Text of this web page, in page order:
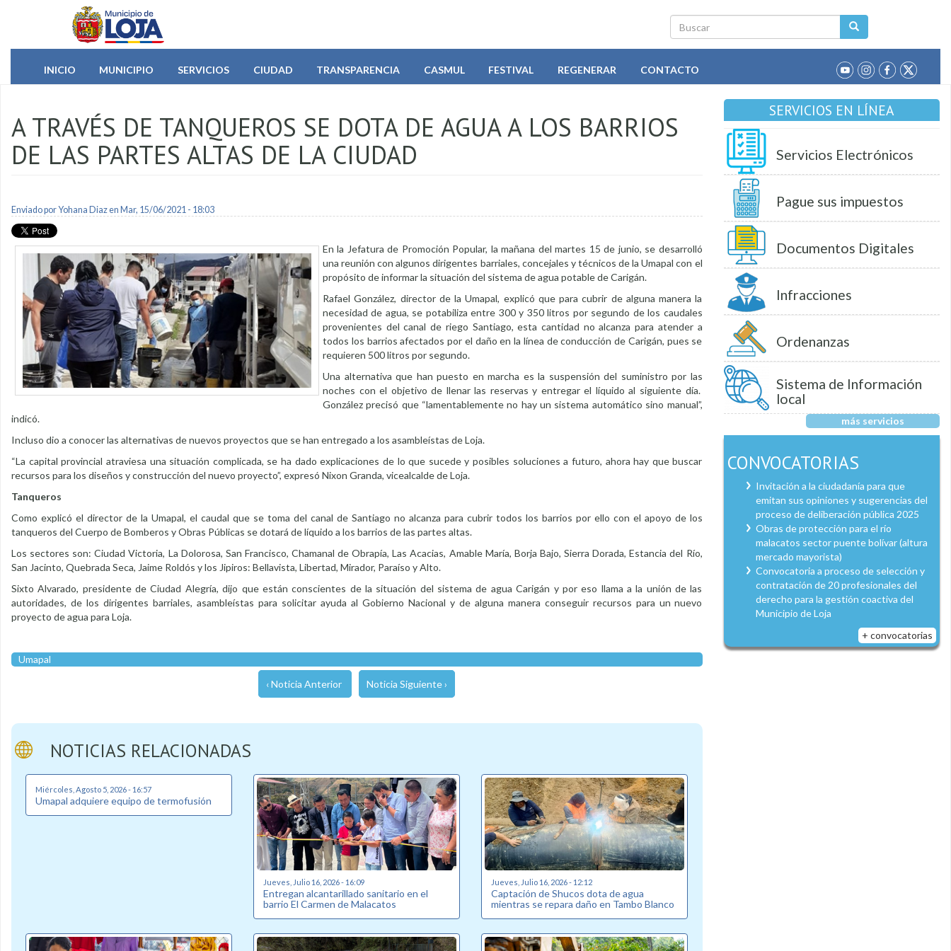
Pasar al contenido principal
Buscar
INICIO
MUNICIPIO SERVICIOS CIUDAD TRANSPARENCIA CASMUL FESTIVAL REGENERAR CONTACTO
A TRAVÉS DE TANQUEROS SE DOTA DE AGUA A LOS BARRIOS
DE LAS PARTES ALTAS DE LA CIUDAD
Enviado porYohana Diazen Mar, 15/06/2021 - 18:03
En la Jefatura de Promoción Popular, la mañana del martes 15 de junio, se desarrolló
una reunión con algunos dirigentes barriales, concejales y técnicos de la Umapal con el
propósito de informar la situación del sistema de agua potable de Carigán.
Rafael González, director de la Umapal, explicó que para cubrir de alguna manera la
necesidad de agua, se potabiliza entre 300 y 350 litros por segundo de los caudales
provenientes del canal de riego Santiago, esta cantidad no alcanza para atender a
todos los barrios afectados por el daño en la línea de conducción de Carigán, pues se
requieren 500 litros por segundo.
Una alternativa que han puesto en marcha es la suspensión del suministro por las
noches con el objetivo de llenar las reservas y entregar el líquido al siguiente día.
González precisó que “lamentablemente no hay un sistema automático sino manual”,
indicó.
Incluso dio a conocer las alternativas de nuevos proyectos que se han entregado a los asambleístas de Loja.
“La capital provincial atraviesa una situación complicada, se ha dado explicaciones de lo que sucede y posibles soluciones a futuro, ahora hay que buscar
recursos para los diseños y construcción del nuevo proyecto”, expresó Nixon Granda, vicealcalde de Loja.
Tanqueros
Como explicó el director de la Umapal, el caudal que se toma del canal de Santiago no alcanza para cubrir todos los barrios por ello con el apoyo de los
tanqueros del Cuerpo de Bomberos y Obras Públicas se dotará de líquido a los barrios de las partes altas.
Los sectores son: Ciudad Victoria, La Dolorosa, San Francisco, Chamanal de Obrapía, Las Acacias, Amable María, Borja Bajo, Sierra Dorada, Estancia del Río,
San Jacinto, Quebrada Seca, Jaime Roldós y los Jipiros: Bellavista, Libertad, Mirador, Paraíso y Alto.
Sixto Alvarado, presidente de Ciudad Alegría, dijo que están conscientes de la situación del sistema de agua Carigán y por eso llama a la unión de las
autoridades, de los dirigentes barriales, asambleístas para solicitar ayuda al Gobierno Nacional y de alguna manera conseguir recursos para un nuevo
proyecto de agua para Loja.
Umapal
‹ Noticia Anterior Noticia Siguiente ›
NOTICIAS RELACIONADAS
Miércoles, Agosto 5, 2026 - 16:57
Umapal adquiere equipo de termofusión
Jueves, Julio 16, 2026 - 16:09
Entregan alcantarillado sanitario en el
barrio El Carmen de Malacatos
Jueves, Julio 16, 2026 - 12:12
Captación de Shucos dota de agua
mientras se repara daño en Tambo Blanco
SERVICIOS EN LÍNEA
Servicios Electrónicos
Pague sus impuestos
Documentos Digitales
Infracciones
Ordenanzas
Sistema de Información
local
más servicios
CONVOCATORIAS
Invitación a la ciudadanía para que
emitan sus opiniones y sugerencias del
proceso de deliberación pública 2025
Obras de protección para el río
malacatos sector puente bolívar (altura
mercado mayorista)
Convocatoria a proceso de selección y
contratación de 20 profesionales del
derecho para la gestión coactiva del
Municipio de Loja
+ convocatorias